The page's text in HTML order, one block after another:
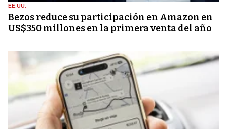
EE.UU.
Bezos reduce su participación en Amazon en
US$350 millones en la primera venta del año